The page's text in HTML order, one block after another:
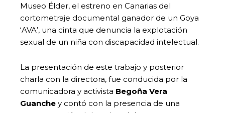
Museo Élder, el estreno en Canarias del
cortometraje documental ganador de un Goya
‘AVA’, una cinta que denuncia la explotación
sexual de un niña con discapacidad intelectual.
La presentación de este trabajo y posterior
charla con la directora, fue conducida por la
comunicadora y activista Begoña Vera
Guanche y contó con la presencia de una